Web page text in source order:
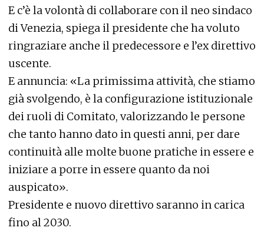
E c’è la volontà di collaborare con il neo sindaco
di Venezia, spiega il presidente che ha voluto
ringraziare anche il predecessore e l’ex direttivo
uscente.
E annuncia: «La primissima attività, che stiamo
già svolgendo, è la configurazione istituzionale
dei ruoli di Comitato, valorizzando le persone
che tanto hanno dato in questi anni, per dare
continuità alle molte buone pratiche in essere e
iniziare a porre in essere quanto da noi
auspicato».
Presidente e nuovo direttivo saranno in carica
fino al 2030.